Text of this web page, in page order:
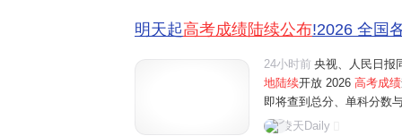
明天起高考成绩陆续公布!2026 全国
24小时前 央视、人民日报
地陆续开放 2026 高考成绩
即将查到总分、单科分数
入口、出分后关键操作，
凌天Daily